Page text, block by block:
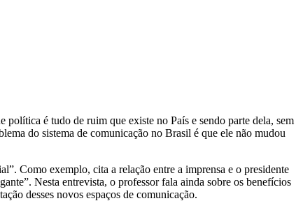
é tudo de ruim que existe no País e sendo parte dela, sem
do sistema de comunicação no Brasil é que ele não mudou
Como exemplo, cita a relação entre a imprensa e o presidente
Nesta entrevista, o professor fala ainda sobre os benefícios
desses novos espaços de comunicação.